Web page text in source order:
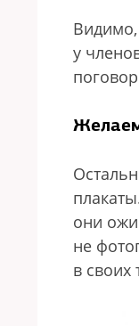
у
они
не
в своих